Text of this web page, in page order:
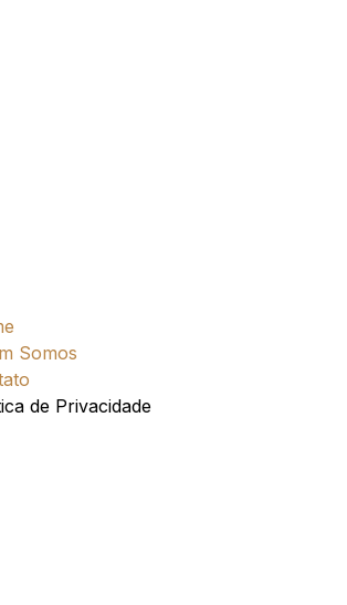
Somos
de Privacidade